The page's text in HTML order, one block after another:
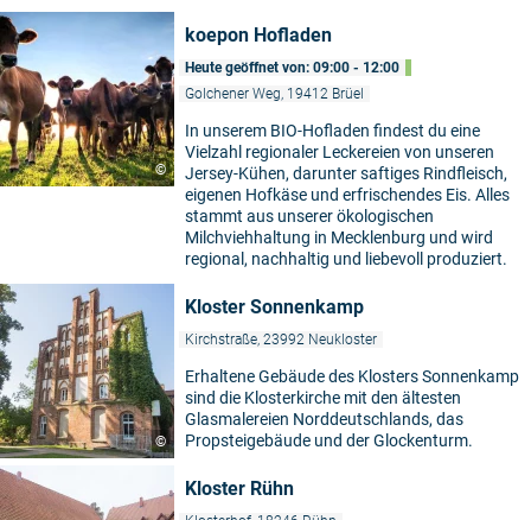
©
koepon Hofladen
Heute geöffnet von: 09:00 - 12:00
Golchener Weg, 19412 Brüel
In unserem BIO-Hofladen findest du eine
Vielzahl regionaler Leckereien von unseren
Jersey-Kühen, darunter saftiges Rindfleisch,
eigenen Hofkäse und erfrischendes Eis. Alles
stammt aus unserer ökologischen
Milchviehhaltung in Mecklenburg und wird
regional, nachhaltig und liebevoll produziert.
©
Kloster Sonnenkamp
Kirchstraße, 23992 Neukloster
Erhaltene Gebäude des Klosters Sonnenkamp
sind die Klosterkirche mit den ältesten
Glasmalereien Norddeutschlands, das
Propsteigebäude und der Glockenturm.
Kloster Rühn